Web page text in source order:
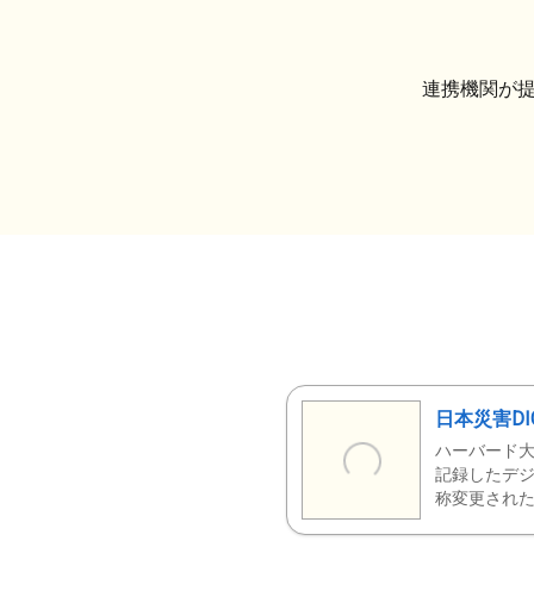
連携機関が
日本災害
ハーバード
記録したデ
称変更された